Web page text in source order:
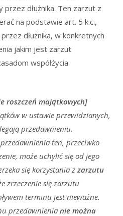
dłużnika. Ten zarzut z
na podstawie art. 5 k.c.,
dłużnika, w konkretnych
jakim jest zarzut
współżycia
roszczeń majątkowych]
w ustawie przewidzianych,
przedawnieniu.
ten, przeciwko
może uchylić się od jego
się korzystania zzarzutu
zrzeczenie się zarzutu
terminu jest nieważne.
przedawnienianie można